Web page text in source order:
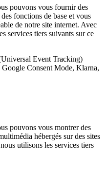
pouvons vous fournir des
fonctions de base et vous
de notre site internet. Avec
services tiers suivants sur ce
Event Tracking)
Consent Mode, Klarna,
pouvons vous montrer des
hébergés sur des sites
utilisons les services tiers